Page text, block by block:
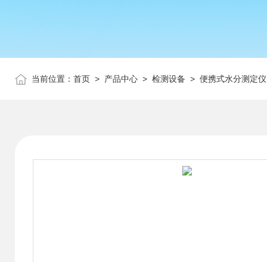
当前位置： 首页 > 产品中心 > 检测设备 > 便携式水分测定仪